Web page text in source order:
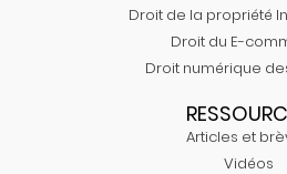
Droit de la propriété
Droit du E-
Droit numérique
Articles et
Vidéos